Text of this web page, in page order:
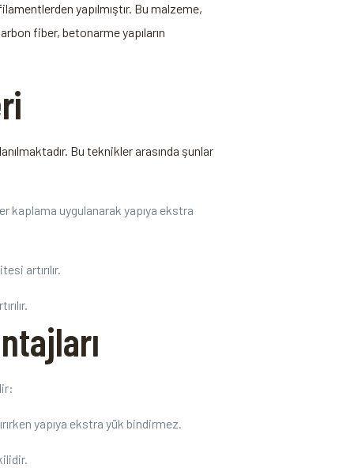
yapılmıştır. Bu malzeme,
fiber, betonarme yapıların
Bu​ teknikler arasında şunlar
kaplama uygulanarak yapıya ekstra
artırılır.
yapıya​ ekstra yük bindirmez.